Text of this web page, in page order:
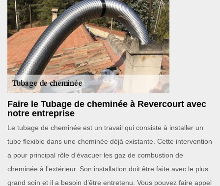
Faire le Tubage de cheminée à Revercourt avec
notre entreprise
Le tubage de cheminée est un travail qui consiste à installer un
tube flexible dans une cheminée déjà existante. Cette intervention
a pour principal rôle d’évacuer les gaz de combustion de
cheminée à l’extérieur. Son installation doit être faite avec le plus
grand soin et il a besoin d’être entretenu. Vous pouvez faire appel